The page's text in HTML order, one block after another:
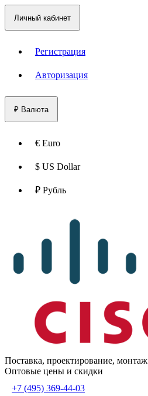
Личный кабинет
Регистрация
Авторизация
₽ Валюта
€ Euro
$ US Dollar
₽ Рубль
Поставка, проектирование, монтаж
Оптовые цены и скидки
+7 (495) 369-44-03